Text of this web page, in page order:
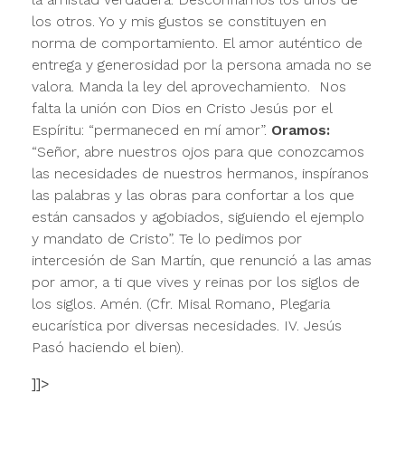
los otros. Yo y mis gustos se constituyen en
norma de comportamiento. El amor auténtico de
entrega y generosidad por la persona amada no se
valora. Manda la ley del aprovechamiento. Nos
falta la unión con Dios en Cristo Jesús por el
Espíritu: “permaneced en mí amor”. Oramos:
“Señor, abre nuestros ojos para que conozcamos
las necesidades de nuestros hermanos, inspíranos
las palabras y las obras para confortar a los que
están cansados y agobiados, siguiendo el ejemplo
y mandato de Cristo”. Te lo pedimos por
intercesión de San Martín, que renunció a las amas
por amor, a ti que vives y reinas por los siglos de
los siglos. Amén. (Cfr. Misal Romano, Plegaria
eucarística por diversas necesidades. IV. Jesús
Pasó haciendo el bien).
]]>